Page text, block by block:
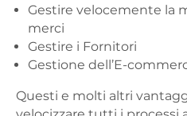
Gestire velocemente la
merci
Gestire i Fornitori
Gestione dell’E-
Questi e molti altri